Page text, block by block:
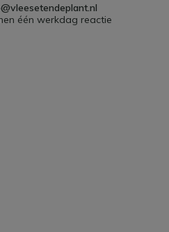
één werkdag reactie